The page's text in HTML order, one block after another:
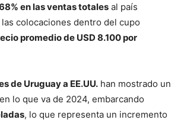
en las ventas totales al país
colocaciones dentro del cupo
promedio de USD 8.100 por
de Uruguay a EE.UU. han mostrado un
lo que va de 2024, embarcando
, lo que representa un incremento